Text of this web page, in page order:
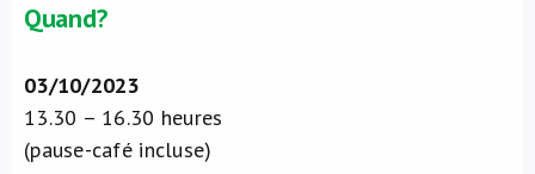
Quand?
03/10/2023
13.30 – 16.30 heures
(pause-café incluse)